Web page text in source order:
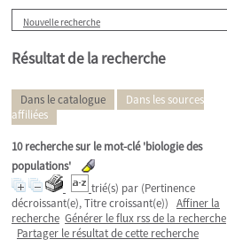
Nouvelle recherche
Résultat de la recherche
Dans le catalogue
Dans les sources
affiliées
10recherche sur le mot-clé'biologie des
populations'
trié(s) par (Pertinence
décroissant(e), Titre croissant(e)) Affiner la
recherche Générer le flux rss de la recherche
Partager le résultat de cette recherche